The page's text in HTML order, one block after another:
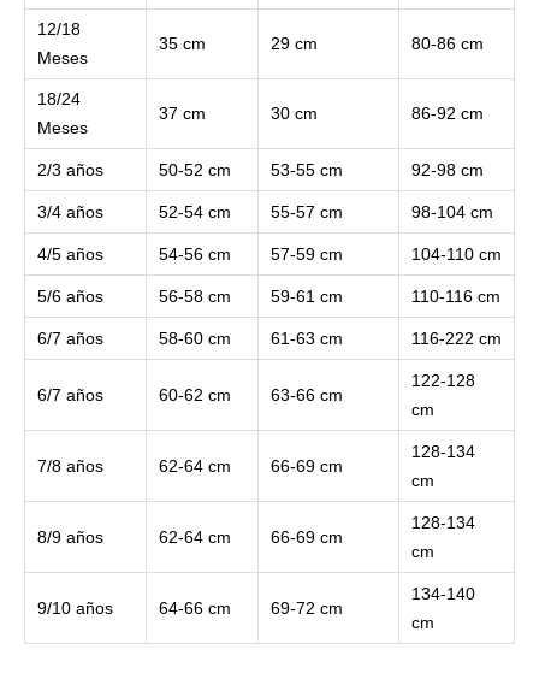
12/18
Meses
35 cm 29 cm 80-86 cm
18/24
Meses
37 cm 30 cm 86-92 cm
2/3 años 50-52 cm 53-55 cm 92-98 cm
3/4 años 52-54 cm 55-57 cm 98-104 cm
4/5 años 54-56 cm 57-59 cm 104-110 cm
5/6 años 56-58 cm 59-61 cm 110-116 cm
6/7 años 58-60 cm 61-63 cm 116-222 cm
6/7 años 60-62 cm 63-66 cm
122-128
cm
7/8 años 62-64 cm 66-69 cm
128-134
cm
8/9 años 62-64 cm 66-69 cm
128-134
cm
9/10 años 64-66 cm 69-72 cm
134-140
cm